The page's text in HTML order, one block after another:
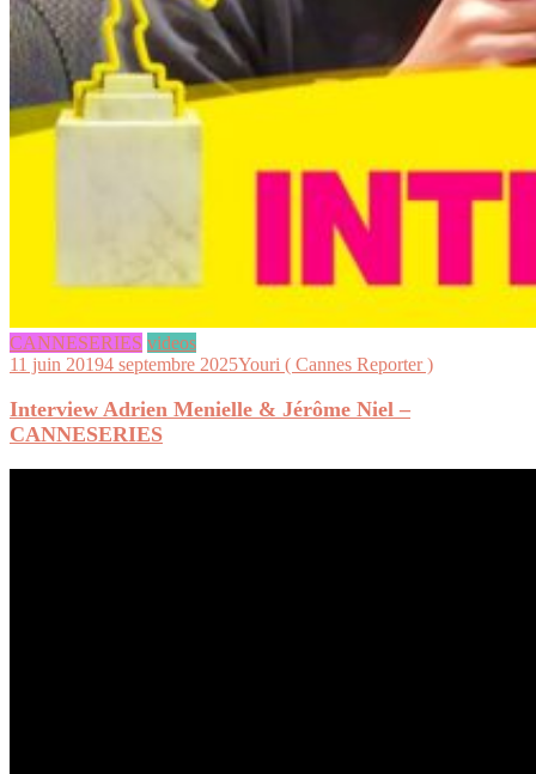
CANNESERIES videos
11 juin 20194 septembre 2025Youri ( Cannes Reporter )
Interview Adrien Menielle & Jérôme Niel –
CANNESERIES